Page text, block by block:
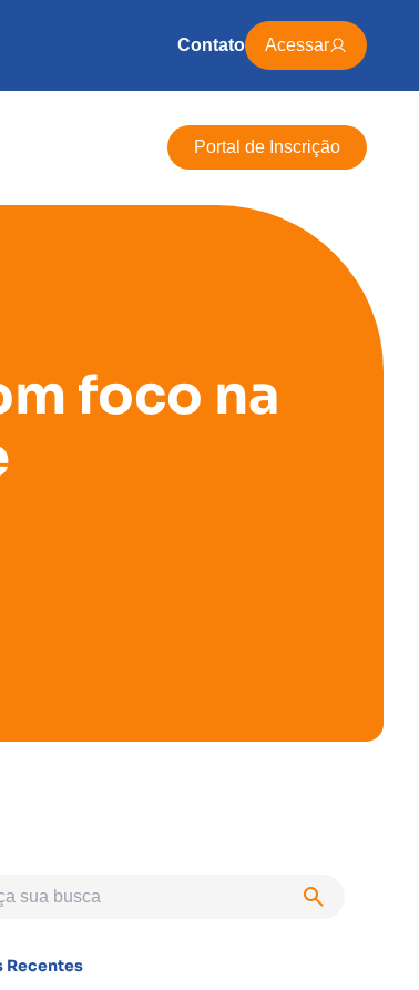
Contato Acessar
Portal de Inscrição
foco na
Recentes